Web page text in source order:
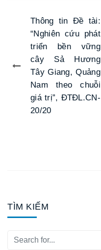
Thông tin Đề tài:
“Nghiên cứu phát
triển bền vững
cây Sả Hương
Tây Giang, Quảng
Nam theo chuỗi
giá trị”, ĐTĐL.CN-
20/20
TÌM KIẾM